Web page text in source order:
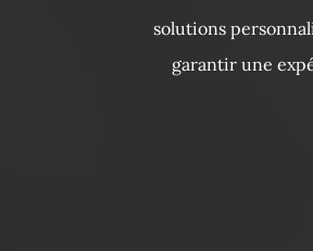
solutions
garantir une